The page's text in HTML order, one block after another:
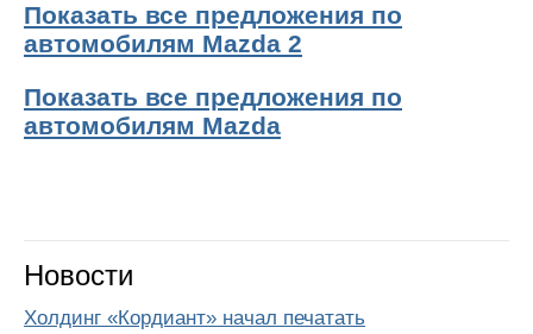
Показать все предложения по
автомобилям Mazda 2
Показать все предложения по
автомобилям Mazda
Новости
Холдинг «Кордиант» начал печатать